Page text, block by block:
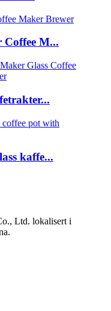
Coffee M...
kaffe...
Ltd. lokalisert i